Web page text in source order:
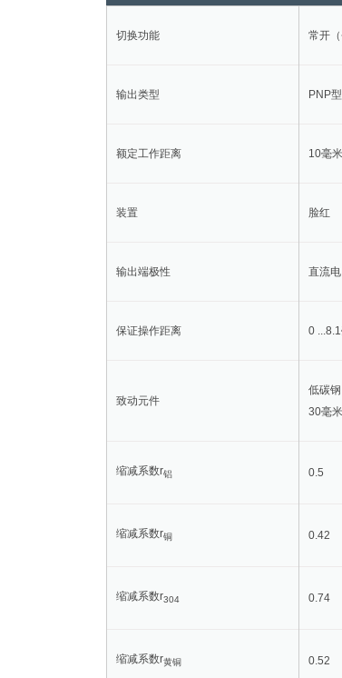
切换功能 常开（
输出类型 PNP
额定工作距离 10毫米
装置 脸红
输出端极性 直流电
保证操作距离 0
致动元件
低碳
30毫
缩减系数r铝 0.5
缩减系数r铜 0.42
缩减系数r304 0.74
缩减系数r黄铜 0.52